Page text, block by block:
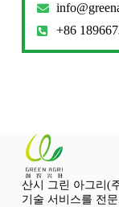
+86
산시 그린 아그리(
기술 서비스를 전